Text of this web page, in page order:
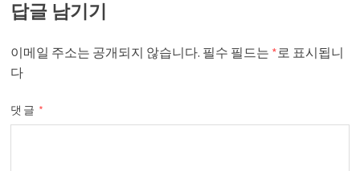
답글 남기기
이메일 주소는 공개되지 않습니다. 필수 필드는 *로 표시됩니
다
댓글 *